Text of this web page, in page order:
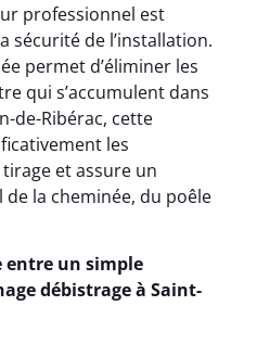
professionnel est
sécurité de l’installation.
permet d’éliminer les
qui s’accumulent dans
de-Ribérac, cette
les
et assure un
la cheminée, du poêle
entre un simple
débistrage à Saint-